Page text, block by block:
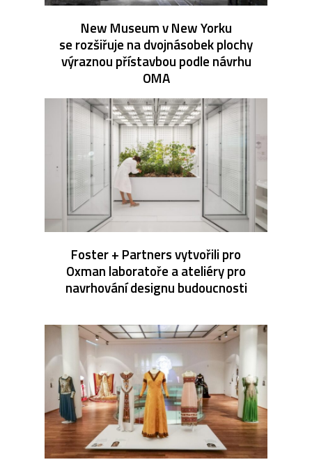
New Museum v New Yorku
se rozšiřuje na dvojnásobek plochy
výraznou přístavbou podle návrhu
OMA
Foster + Partners vytvořili pro
Oxman laboratoře a ateliéry pro
navrhování designu budoucnosti